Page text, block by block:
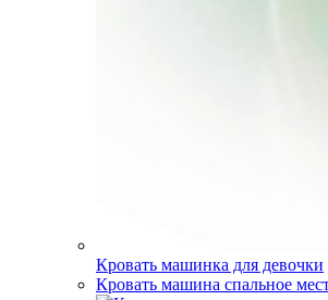
Кровать машинка для девочки
Кровать машина спальное